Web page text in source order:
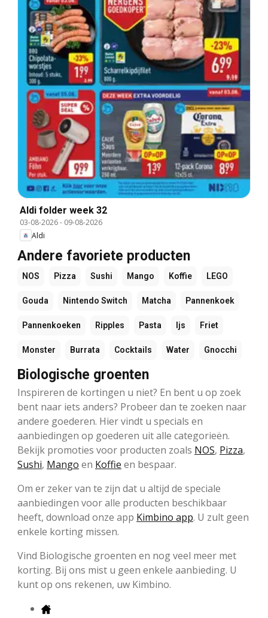
Aldi folder week 32
03-08-2026- 09-08-2026
Aldi
Andere favoriete producten
NOS Pizza Sushi Mango Koffie LEGO
Gouda Nintendo Switch Matcha Pannenkoek
Pannenkoeken Ripples Pasta Ijs Friet
Monster Burrata Cocktails Water Gnocchi
Biologische groenten
Inspireren de kortingen u niet? En bent u op zoek
bent naar iets anders? Probeer dan te zoeken naar
andere goederen. Hier vindt u specials en
aanbiedingen op goederen uit alle categorieën.
Bekijk promoties voor producten zoals NOS, Pizza,
Sushi, Mango en Koffie en bespaar.
Om er zeker van te zijn dat u altijd de speciale
aanbiedingen voor alle producten beschikbaar
heeft, download onze app Kimbino app. U zult geen
enkele korting missen.
Vind Biologische groenten en nog veel meer met
korting. Bij ons mist u geen enkele aanbieding. U
kunt op ons rekenen, uw Kimbino.